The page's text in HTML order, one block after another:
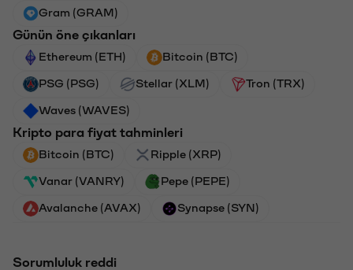
Gram (GRAM)
Günün öne çıkanları
Ethereum (ETH) Bitcoin (BTC)
PSG (PSG) Stellar (XLM) Tron (TRX)
Waves (WAVES)
Kripto para fiyat tahminleri
Bitcoin (BTC) Ripple (XRP)
Vanar (VANRY) Pepe (PEPE)
Avalanche (AVAX) Synapse (SYN)
Sorumluluk reddi